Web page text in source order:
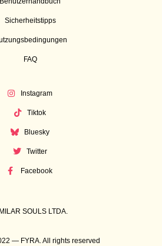
Sicherheitstipps
FAQ
Instagram
Tiktok
Bluesky
Twitter
Facebook
SOULS LTDA.
— FYRA. All rights reserved